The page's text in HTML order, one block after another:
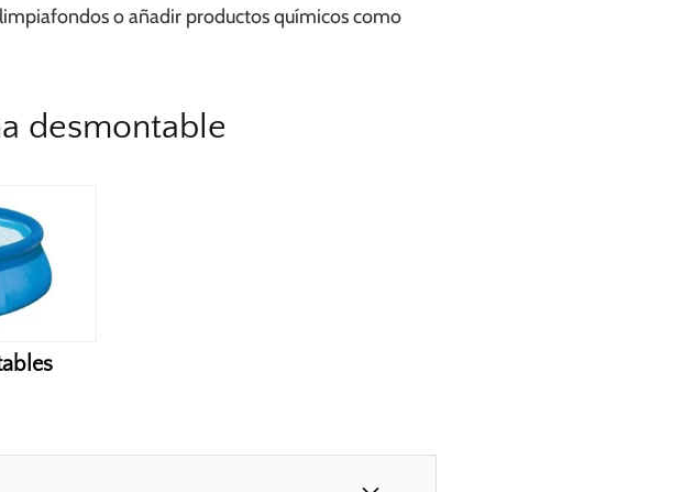
o añadir productos químicos como
desmontable